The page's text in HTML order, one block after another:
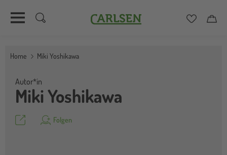
zum
Carlsen
Home Miki Yoshikawa
Miki Yoshikawa
Autor*in
Teilen Folgen